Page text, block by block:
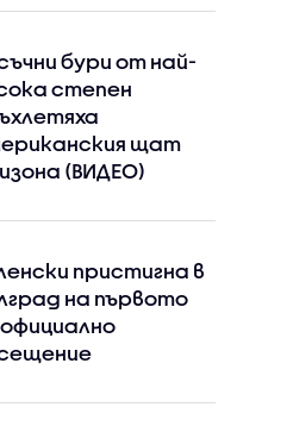
бури от най-
степен
щат
(ВИДЕО)
пристигна в
на първото